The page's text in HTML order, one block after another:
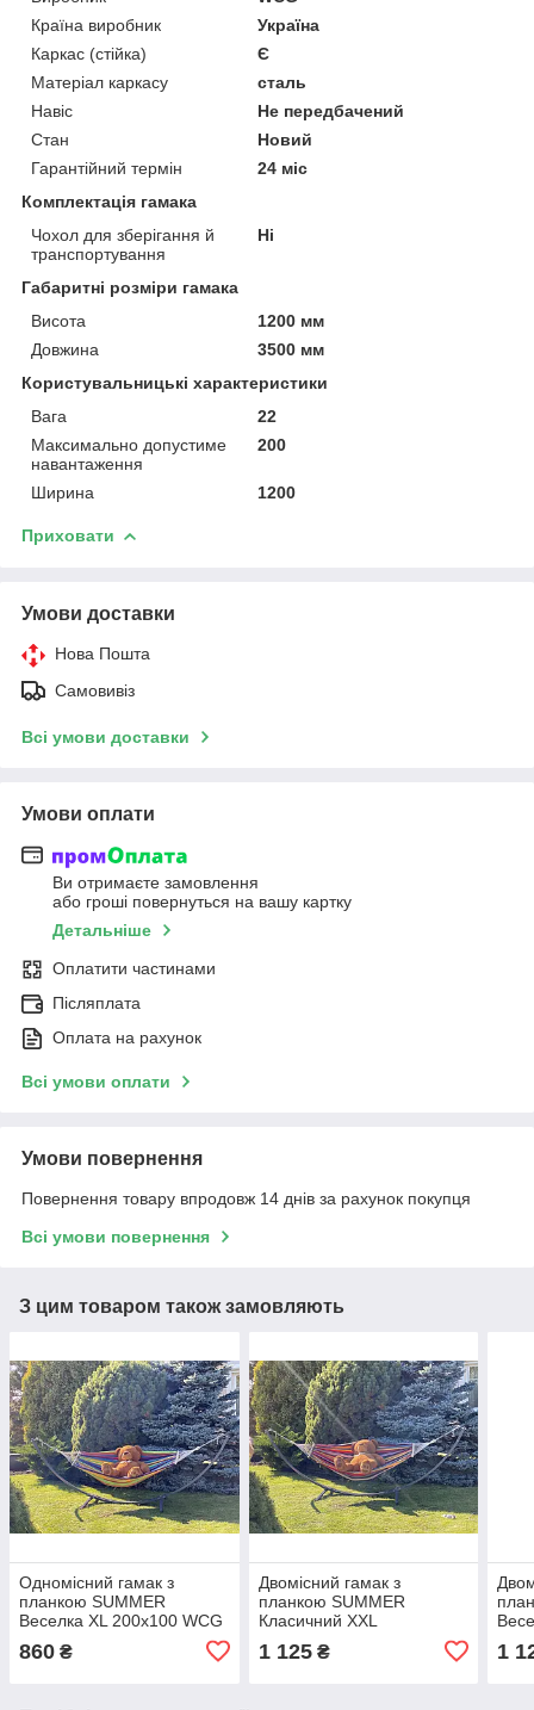
Країна виробник
Україна
Каркас (стійка)
Є
Матеріал каркасу
сталь
Навіс
Не передбачений
Стан
Новий
Гарантійний термін
24 міс
Комплектація гамака
Чохол для зберігання й
транспортування
Ні
Габаритні розміри гамака
Висота
1200 мм
Довжина
3500 мм
Користувальницькі характеристики
Вага
22
Максимально допустиме
навантаження
200
Ширина 1200
Приховати
Умови доставки
Нова Пошта
Самовивіз
Всі умови доставки
Умови оплати
Ви отримаєте замовлення
або гроші повернуться на вашу картку
Детальніше
Оплатити частинами
Післяплата
Оплата на рахунок
Всі умови оплати
Умови повернення
Повернення товару впродовж 14 днів за рахунок покупця
Всі умови повернення
З цим товаром також замовляють
Одномісний гамак з
планкою SUMMER
Веселка XL 200х100 WCG
860 ₴
Двомісний гамак з
планкою SUMMER
Класичний XXL
1 125₴ 1